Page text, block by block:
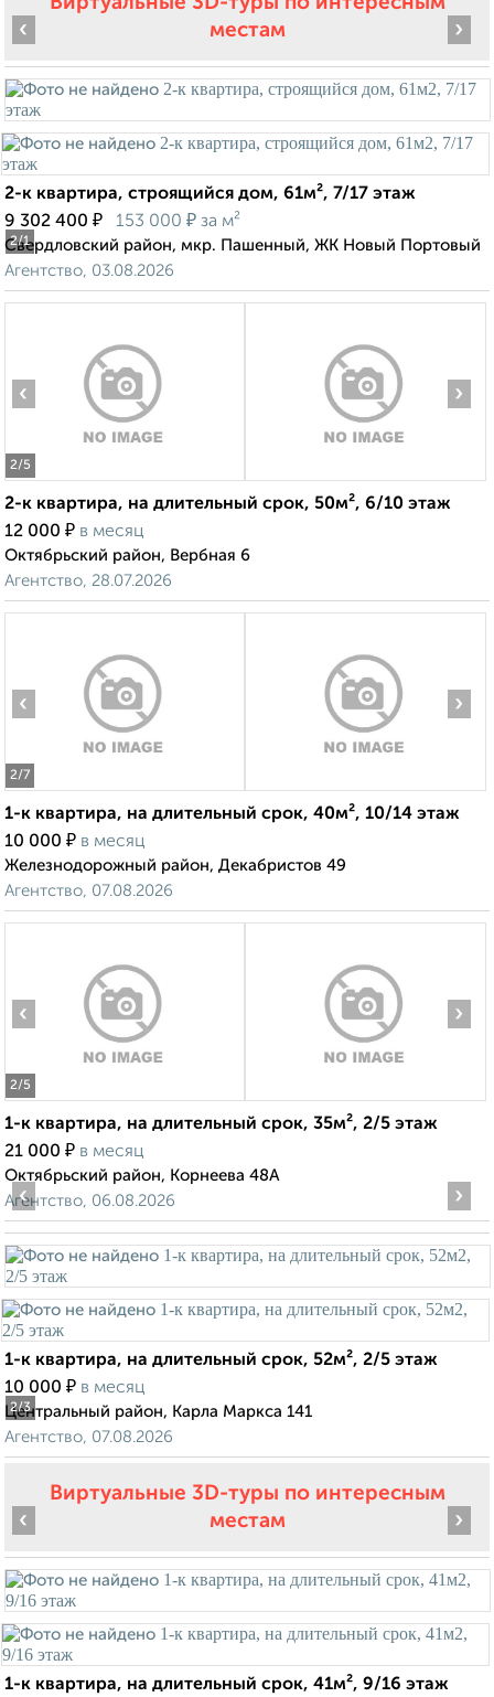
местам
2/1
‹ ›
2-к квартира, строящийся дом, 61м², 7/17 этаж
9 302 400 ₽ 153 000 ₽ за м²
Свердловский район, мкр. Пашенный, ЖК Новый Портовый
Агентство, 03.08.2026
2/5
‹ ›
2-к квартира, на длительный срок, 50м², 6/10 этаж
12 000 ₽ в месяц
Октябрьский район, Вербная 6
Агентство, 28.07.2026
2/7
‹ ›
1-к квартира, на длительный срок, 40м², 10/14 этаж
10 000 ₽ в месяц
Железнодорожный район, Декабристов 49
Агентство, 07.08.2026
2/5
‹ ›
1-к квартира, на длительный срок, 35м², 2/5 этаж
21 000 ₽ в месяц
Октябрьский район, Корнеева 48А
Агентство, 06.08.2026
2/3
‹ ›
1-к квартира, на длительный срок, 52м², 2/5 этаж
10 000 ₽ в месяц
Центральный район, Карла Маркса 141
Агентство, 07.08.2026
Виртуальные 3D-туры по интересным
местам
‹ ›
1-к квартира, на длительный срок, 41м², 9/16 этаж